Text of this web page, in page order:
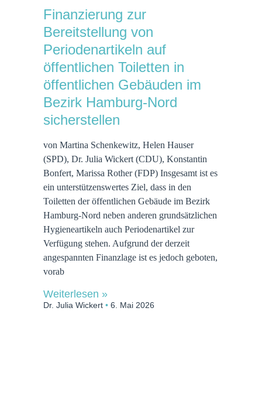
Finanzierung zur
Bereitstellung von
Periodenartikeln auf
öffentlichen Toiletten in
öffentlichen Gebäuden im
Bezirk Hamburg-Nord
sicherstellen
von Martina Schenkewitz, Helen Hauser
(SPD), Dr. Julia Wickert (CDU), Konstantin
Bonfert, Marissa Rother (FDP) Insgesamt ist es
ein unterstützenswertes Ziel, dass in den
Toiletten der öffentlichen Gebäude im Bezirk
Hamburg-Nord neben anderen grundsätzlichen
Hygieneartikeln auch Periodenartikel zur
Verfügung stehen. Aufgrund der derzeit
angespannten Finanzlage ist es jedoch geboten,
vorab
Weiterlesen »
Dr. Julia Wickert 6. Mai 2026